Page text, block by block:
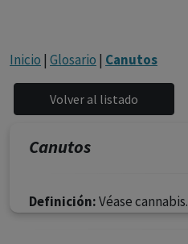
Inicio | Glosario | Canutos
Canutos
Definición:Véase cannabis.